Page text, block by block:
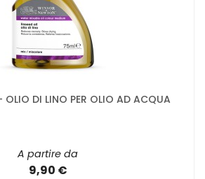
DI LINO PER OLIO AD ACQUA
A partire da
9,90 €